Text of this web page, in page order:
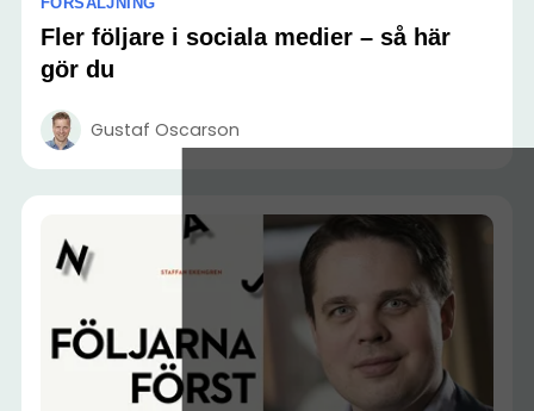
Fler följare i sociala medier – så här
gör du
Gustaf Oscarson